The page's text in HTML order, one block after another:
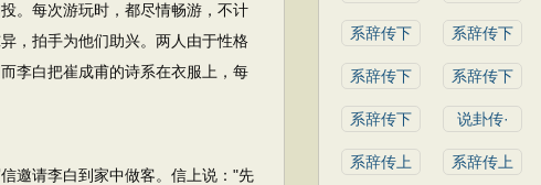
。每次游玩时，都尽情畅游，不计
，拍手为他们助兴。两人由于性格
李白把崔成甫的诗系在衣服上，每
邀请李白到家中做客。信上说："先
系辞传下 系辞传下
系辞传下 系辞传下
系辞传下 说卦传·
系辞传上 系辞传上